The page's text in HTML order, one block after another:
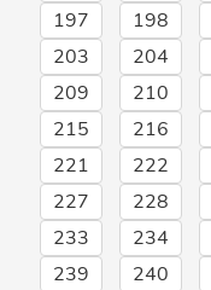
197
198
203
204
209
210
215
216
221
222
227
228
233
234
239
240